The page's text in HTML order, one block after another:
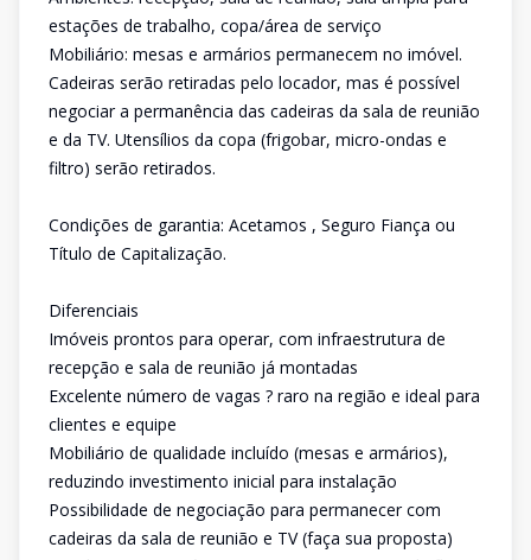
estações de trabalho, copa/área de serviço
Mobiliário: mesas e armários permanecem no imóvel.
Cadeiras serão retiradas pelo locador, mas é possível
negociar a permanência das cadeiras da sala de reunião
e da TV. Utensílios da copa (frigobar, micro-ondas e
filtro) serão retirados.
Condições de garantia: Acetamos , Seguro Fiança ou
Título de Capitalização.
Diferenciais
Imóveis prontos para operar, com infraestrutura de
recepção e sala de reunião já montadas
Excelente número de vagas ? raro na região e ideal para
clientes e equipe
Mobiliário de qualidade incluído (mesas e armários),
reduzindo investimento inicial para instalação
Possibilidade de negociação para permanecer com
cadeiras da sala de reunião e TV (faça sua proposta)